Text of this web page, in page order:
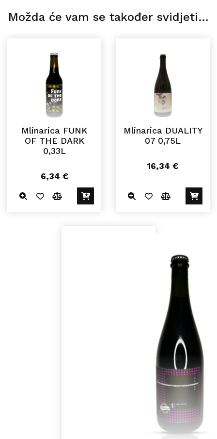
Možda će vam se također svidjeti…
Mlinarica FUNK
OF THE DARK
0,33L
6,34 €
Mlinarica DUALITY
07 0,75L
16,34 €